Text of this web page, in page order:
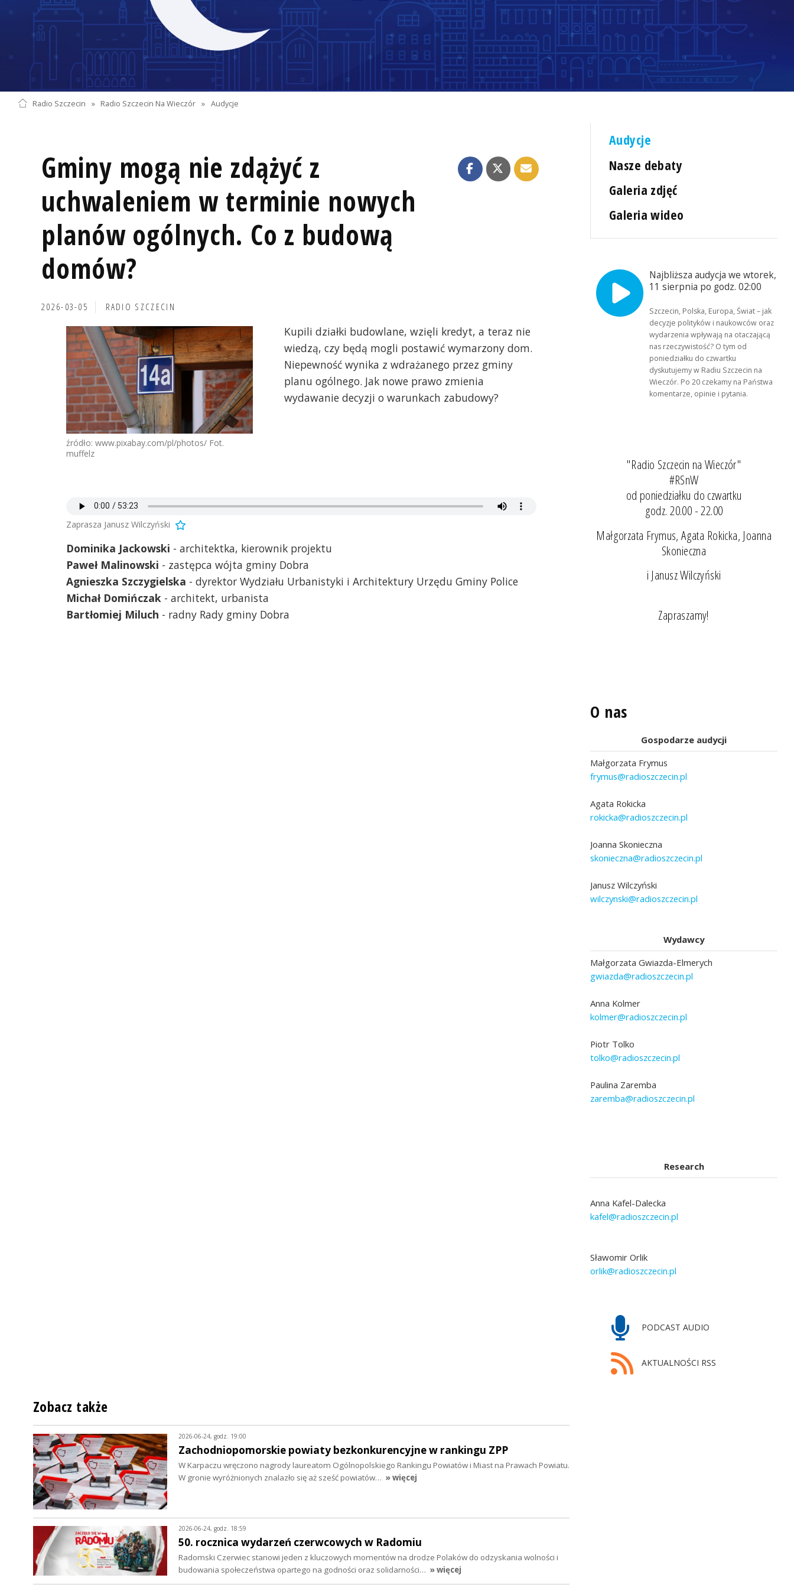
Radio Szczecin » Radio Szczecin Na Wieczór » Audycje
Gminy mogą nie zdążyć z
uchwaleniem w terminie nowych
planów ogólnych. Co z budową
domów?
2026-03-05 RADIO SZCZECIN
źródło: www.pixabay.com/pl/photos/ Fot.
muffelz
Kupili działki budowlane, wzięli kredyt, a teraz nie
wiedzą, czy będą mogli postawić wymarzony dom.
Niepewność wynika z wdrażanego przez gminy
planu ogólnego. Jak nowe prawo zmienia
wydawanie decyzji o warunkach zabudowy?
Zaprasza Janusz Wilczyński
Dominika Jackowski - architektka, kierownik projektu
Paweł Malinowski - zastępca wójta gminy Dobra
Agnieszka Szczygielska - dyrektor Wydziału Urbanistyki i Architektury Urzędu Gminy Police
Michał Domińczak - architekt, urbanista
Bartłomiej Miluch - radny Rady gminy Dobra
Audycje
Nasze debaty
Galeria zdjęć
Galeria wideo
Najbliższa audycja we wtorek,
11 sierpnia po godz. 02:00
Szczecin, Polska, Europa, Świat – jak
decyzje polityków i naukowców oraz
wydarzenia wpływają na otaczającą
nas rzeczywistość? O tym od
poniedziałku do czwartku
dyskutujemy w Radiu Szczecin na
Wieczór. Po 20 czekamy na Państwa
komentarze, opinie i pytania.
"Radio Szczecin na Wieczór"
#RSnW
od poniedziałku do czwartku
godz. 20.00 - 22.00
Małgorzata Frymus, Agata Rokicka, Joanna
Skonieczna
i Janusz Wilczyński
Zapraszamy!
O nas
Gospodarze audycji
Małgorzata Frymus
frymus@radioszczecin.pl
Agata Rokicka
rokicka@radioszczecin.pl
Joanna Skonieczna
skonieczna@radioszczecin.pl
Janusz Wilczyński
wilczynski@radioszczecin.pl
Wydawcy
Małgorzata Gwiazda-Elmerych
gwiazda@radioszczecin.pl
Anna Kolmer
kolmer@radioszczecin.pl
Piotr Tolko
tolko@radioszczecin.pl
Paulina Zaremba
zaremba@radioszczecin.pl
Research
Anna Kafel-Dalecka
kafel@radioszczecin.pl
Sławomir Orlik
orlik@radioszczecin.pl
PODCAST AUDIO
AKTUALNOŚCI RSS
Zobacz także
2026-06-24, godz. 19:00
Zachodniopomorskie powiaty bezkonkurencyjne w rankingu ZPP
W Karpaczu wręczono nagrody laureatom Ogólnopolskiego Rankingu Powiatów i Miast na Prawach Powiatu.
W gronie wyróżnionych znalazło się aż sześć powiatów… » więcej
2026-06-24, godz. 18:59
50. rocznica wydarzeń czerwcowych w Radomiu
Radomski Czerwiec stanowi jeden z kluczowych momentów na drodze Polaków do odzyskania wolności i
budowania społeczeństwa opartego na godności oraz solidarności… » więcej